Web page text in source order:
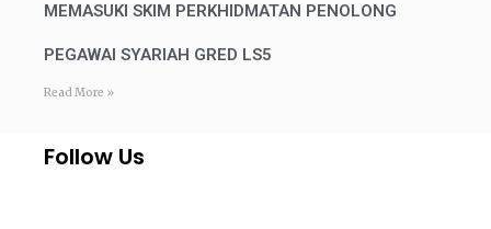
MEMASUKI SKIM PERKHIDMATAN PENOLONG
PEGAWAI SYARIAH GRED LS5
Read More »
Follow Us